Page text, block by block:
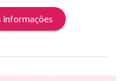
informações